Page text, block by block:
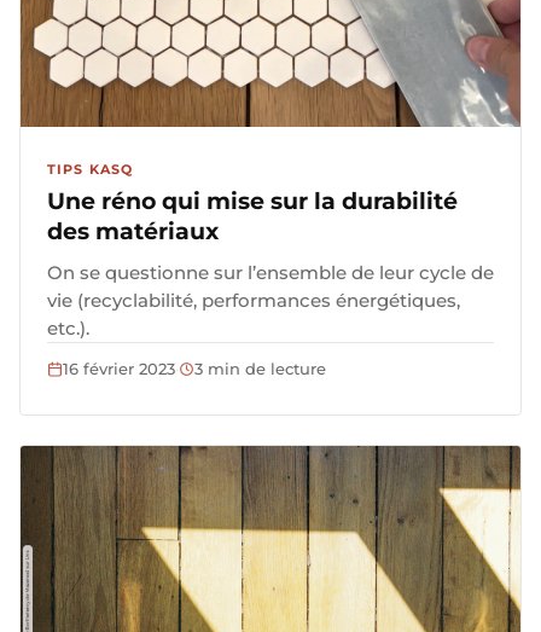
TIPS KASQ
Une réno qui mise sur la durabilité
des matériaux
On se questionne sur l’ensemble de leur cycle de
vie (recyclabilité, performances énergétiques,
etc.).
16 février 2023· 3 min de lecture